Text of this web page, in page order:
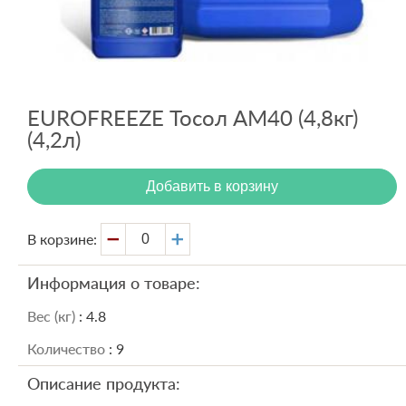
Регистрация
EUROFREEZE Тосол АМ40 (4,8кг)
(4,2л)
Добавить в корзину
В корзине:
Информация о товаре:
Вес (кг) : 4.8
Количество : 9
Описание продукта: